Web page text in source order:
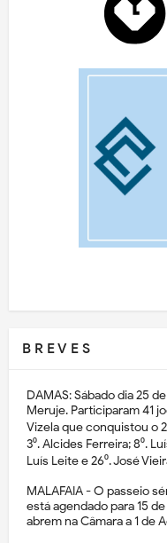
B R E V E S
DAMAS: Sábado dia 25
Meruje. Participaram 41
Vizela que conquistou o
3⁰. Alcides Ferreira; 8⁰.
Luís Leite e 26⁰. José
MALAFAIA - O passeio
está agendado para 15
abrem na Câmara a 1 de